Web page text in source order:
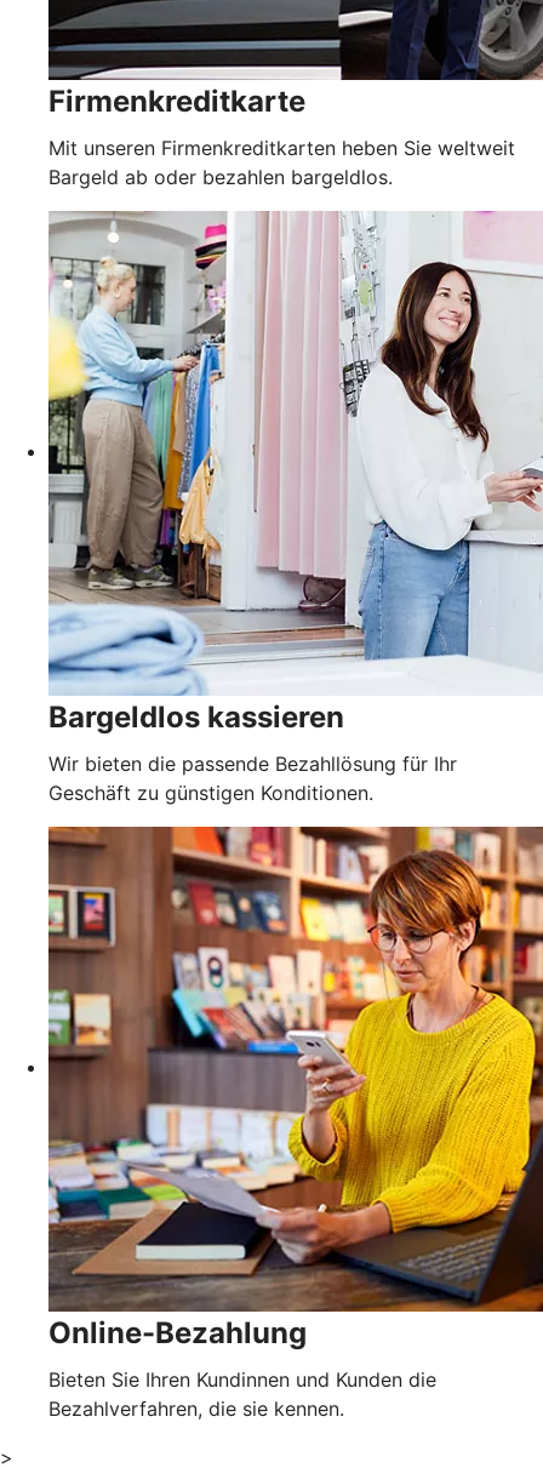
Firmenkreditkarte
Mit unseren Firmenkreditkarten heben Sie weltweit
Bargeld ab oder bezahlen bargeldlos.
Bargeldlos kassieren
Wir bieten die passende Bezahllösung für Ihr
Geschäft zu günstigen Konditionen.
Online-Bezahlung
Bieten Sie Ihren Kundinnen und Kunden die
Bezahlverfahren, die sie kennen.
>